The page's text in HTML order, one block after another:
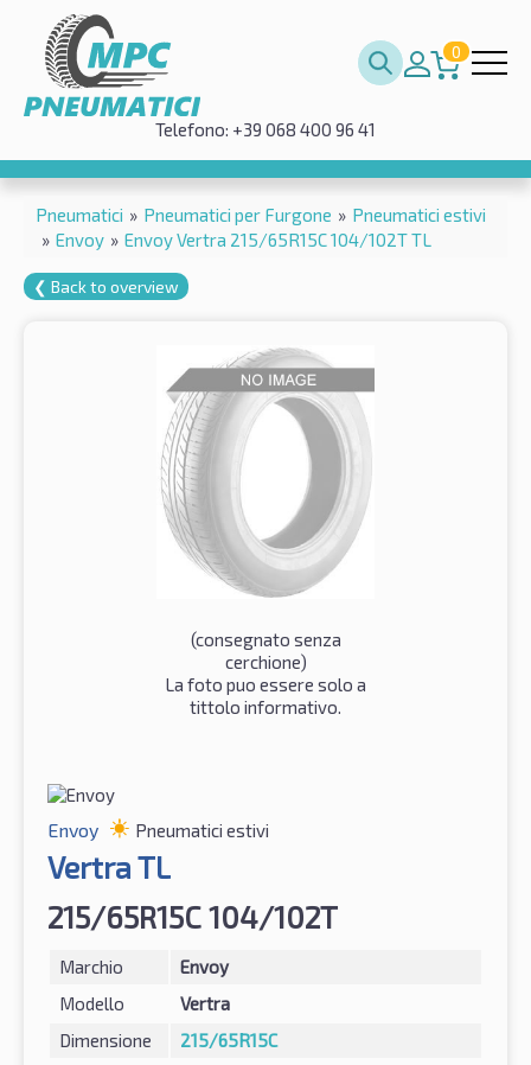
0
Telefono: +39 068 400 96 41
Pneumatici » Pneumatici per Furgone » Pneumatici estivi
» Envoy » Envoy Vertra 215/65R15C 104/102T TL
❮ Back to overview
(consegnato senza
cerchione)
La foto puo essere solo a
tittolo informativo.
Envoy Pneumatici estivi
Vertra TL
215/65R15C 104/102T
Marchio
Envoy
Modello
Vertra
Dimensione
215/65R15C